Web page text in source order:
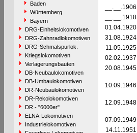
Baden
Württemberg
Bayern
DRG-Einheitslokomotiven
DRG-Zahnradlokomotiven
DRG-Schmalspurlok.
Kriegslokomotiven
Verlagerungsbauten
DB-Neubaulokomotiven
DB-Umbaulokomotiven
DR-Neubaulokomotiven
DR-Rekolokomotiven
DR - "6000er"
ELNA-Lokomotiven
Industrielokomotiven
__.__.1906
__.__.1918
01.04.1920
31.08.1924
11.05.1925
02.02.1937
20.08.1945
10.09.1946
12.09.1948
07.09.1949
14.11.1951